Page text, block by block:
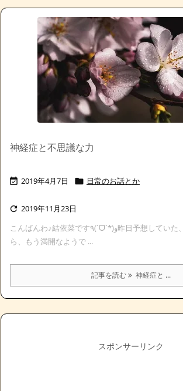
神経症と不思議な力
 2019年4月7日  日常のお話とか
 2019年11月23日
こんばんわ♪結依菜です٩(ˊᗜˋ*)و昨日予想していた、桜満開。どうや
ら、もう満開なようで ...
記事を読む 神経症と ...
スポンサーリンク